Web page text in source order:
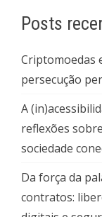
Posts
Criptomoedas
persecução
A
reflexões
sociedade
Da força da
contratos: